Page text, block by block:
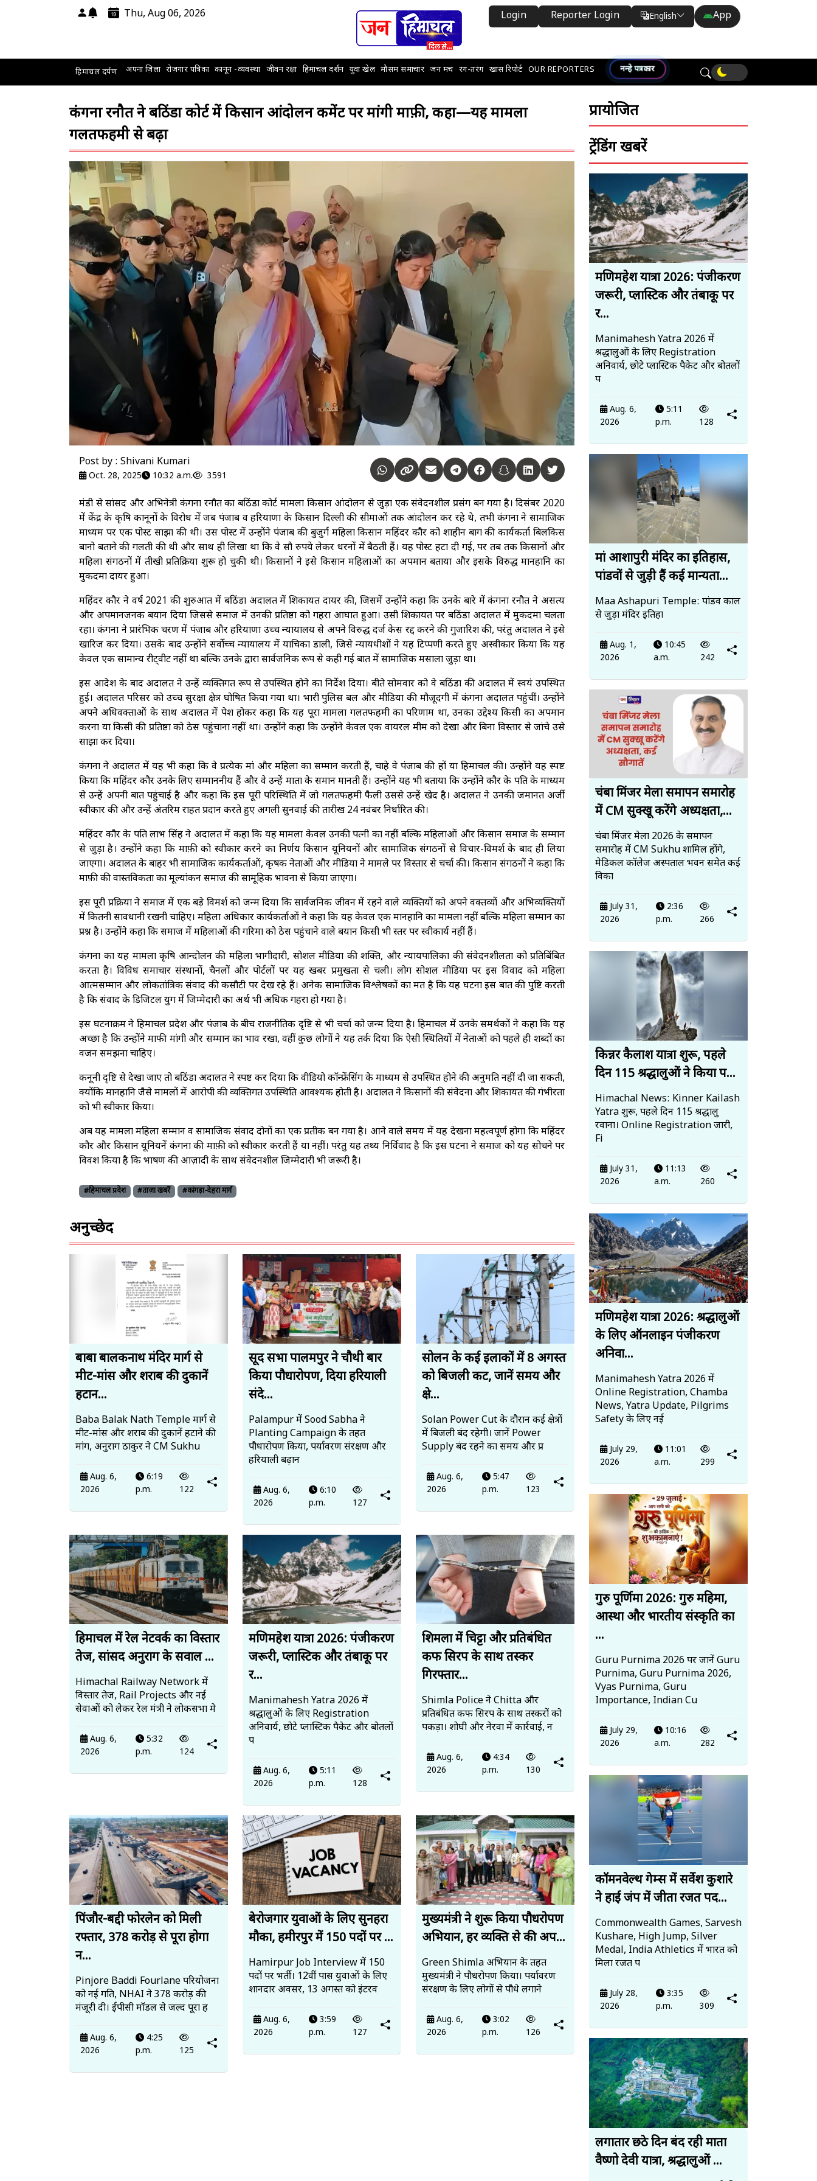
Thu, Aug 06, 2026 Login Reporter Login English
Translate
App
हिमाचल दर्पण अपना ज़िला रोज़गार पत्रिका कानून -व्यवस्था जीवन रक्षा हिमाचल दर्शन युवा खेल मौसम समाचार जन मचं रंग-तरंग खास रिपोर्ट OUR REPORTERS नन्हे पत्रकार
कंगना रनौत ने बठिंडा कोर्ट में किसान आंदोलन कमेंट पर मांगी माफ़ी, कहा—यह मामला
गलतफहमी से बढ़ा
Post by : Shivani Kumari
Oct. 28, 2025 10:32 a.m. 3591
मंडी से सांसद और अभिनेत्री कंगना रनौत का बठिंडा कोर्ट मामला किसान आंदोलन से जुड़ा एक संवेदनशील प्रसंग बन गया है। दिसंबर 2020
में केंद्र के कृषि कानूनों के विरोध में जब पंजाब व हरियाणा के किसान दिल्ली की सीमाओं तक आंदोलन कर रहे थे, तभी कंगना ने सामाजिक
माध्यम पर एक पोस्ट साझा की थी। उस पोस्ट में उन्होंने पंजाब की बुजुर्ग महिला किसान महिंदर कौर को शाहीन बाग की कार्यकर्ता बिलकिस
बानो बताने की गलती की थी और साथ ही लिखा था कि वे सौ रुपये लेकर धरनों में बैठती हैं। यह पोस्ट हटा दी गई, पर तब तक किसानों और
महिला संगठनों में तीखी प्रतिक्रिया शुरू हो चुकी थी। किसानों ने इसे किसान महिलाओं का अपमान बताया और इसके विरुद्ध मानहानि का
मुकदमा दायर हुआ।
महिंदर कौर ने वर्ष 2021 की शुरुआत में बठिंडा अदालत में शिकायत दायर की, जिसमें उन्होंने कहा कि उनके बारे में कंगना रनौत ने असत्य
और अपमानजनक बयान दिया जिससे समाज में उनकी प्रतिष्ठा को गहरा आघात हुआ। उसी शिकायत पर बठिंडा अदालत में मुकदमा चलता
रहा। कंगना ने प्रारंभिक चरण में पंजाब और हरियाणा उच्च न्यायालय से अपने विरुद्ध दर्ज केस रद्द करने की गुजारिश की, परंतु अदालत ने इसे
खारिज कर दिया। उसके बाद उन्होंने सर्वोच्च न्यायालय में याचिका डाली, जिसे न्यायधीशों ने यह टिप्पणी करते हुए अस्वीकार किया कि यह
केवल एक सामान्य रीट्वीट नहीं था बल्कि उनके द्वारा सार्वजनिक रूप से कही गई बात में सामाजिक मसाला जुड़ा था।
इस आदेश के बाद अदालत ने उन्हें व्यक्तिगत रूप से उपस्थित होने का निर्देश दिया। बीते सोमवार को वे बठिंडा की अदालत में स्वयं उपस्थित
हुईं। अदालत परिसर को उच्च सुरक्षा क्षेत्र घोषित किया गया था। भारी पुलिस बल और मीडिया की मौजूदगी में कंगना अदालत पहुंचीं। उन्होंने
अपने अधिवक्ताओं के साथ अदालत में पेश होकर कहा कि यह पूरा मामला गलतफहमी का परिणाम था, उनका उद्देश्य किसी का अपमान
करना या किसी की प्रतिष्ठा को ठेस पहुंचाना नहीं था। उन्होंने कहा कि उन्होंने केवल एक वायरल मीम को देखा और बिना विस्तार से जांचे उसे
साझा कर दिया।
कंगना ने अदालत में यह भी कहा कि वे प्रत्येक मां और महिला का सम्मान करती हैं, चाहे वे पंजाब की हों या हिमाचल की। उन्होंने यह स्पष्ट
किया कि महिंदर कौर उनके लिए सम्माननीय हैं और वे उन्हें माता के समान मानती हैं। उन्होंने यह भी बताया कि उन्होंने कौर के पति के माध्यम
से उन्हें अपनी बात पहुंचाई है और कहा कि इस पूरी परिस्थिति में जो गलतफहमी फैली उससे उन्हें खेद है। अदालत ने उनकी जमानत अर्जी
स्वीकार की और उन्हें अंतरिम राहत प्रदान करते हुए अगली सुनवाई की तारीख 24 नवंबर निर्धारित की।
महिंदर कौर के पति लाभ सिंह ने अदालत में कहा कि यह मामला केवल उनकी पत्नी का नहीं बल्कि महिलाओं और किसान समाज के सम्मान
से जुड़ा है। उन्होंने कहा कि माफ़ी को स्वीकार करने का निर्णय किसान यूनियनों और सामाजिक संगठनों से विचार-विमर्श के बाद ही लिया
जाएगा। अदालत के बाहर भी सामाजिक कार्यकर्ताओं, कृषक नेताओं और मीडिया ने मामले पर विस्तार से चर्चा की। किसान संगठनों ने कहा कि
माफ़ी की वास्तविकता का मूल्यांकन समाज की सामूहिक भावना से किया जाएगा।
इस पूरी प्रक्रिया ने समाज में एक बड़े विमर्श को जन्म दिया कि सार्वजनिक जीवन में रहने वाले व्यक्तियों को अपने वक्तव्यों और अभिव्यक्तियों
में कितनी सावधानी रखनी चाहिए। महिला अधिकार कार्यकर्ताओं ने कहा कि यह केवल एक मानहानि का मामला नहीं बल्कि महिला सम्मान का
प्रश्न है। उन्होंने कहा कि समाज में महिलाओं की गरिमा को ठेस पहुंचाने वाले बयान किसी भी स्तर पर स्वीकार्य नहीं हैं।
कंगना का यह मामला कृषि आन्दोलन की महिला भागीदारी, सोशल मीडिया की शक्ति, और न्यायपालिका की संवेदनशीलता को प्रतिबिंबित
करता है। विविध समाचार संस्थानों, चैनलों और पोर्टलों पर यह खबर प्रमुखता से चली। लोग सोशल मीडिया पर इस विवाद को महिला
आत्मसम्मान और लोकतांत्रिक संवाद की कसौटी पर देख रहे हैं। अनेक सामाजिक विश्लेषकों का मत है कि यह घटना इस बात की पुष्टि करती
है कि संवाद के डिजिटल युग में जिम्मेदारी का अर्थ भी अधिक गहरा हो गया है।
इस घटनाक्रम ने हिमाचल प्रदेश और पंजाब के बीच राजनीतिक दृष्टि से भी चर्चा को जन्म दिया है। हिमाचल में उनके समर्थकों ने कहा कि यह
अच्छा है कि उन्होंने माफी मांगी और सम्मान का भाव रखा, वहीं कुछ लोगों ने यह तर्क दिया कि ऐसी स्थितियों में नेताओं को पहले ही शब्दों का
वजन समझना चाहिए।
कनूनी दृष्टि से देखा जाए तो बठिंडा अदालत ने स्पष्ट कर दिया कि वीडियो कॉन्फ्रेंसिंग के माध्यम से उपस्थित होने की अनुमति नहीं दी जा सकती,
क्योंकि मानहानि जैसे मामलों में आरोपी की व्यक्तिगत उपस्थिति आवश्यक होती है। अदालत ने किसानों की संवेदना और शिकायत की गंभीरता
को भी स्वीकार किया।
अब यह मामला महिला सम्मान व सामाजिक संवाद दोनों का एक प्रतीक बन गया है। आने वाले समय में यह देखना महत्वपूर्ण होगा कि महिंदर
कौर और किसान यूनियनें कंगना की माफ़ी को स्वीकार करती हैं या नहीं। परंतु यह तथ्य निर्विवाद है कि इस घटना ने समाज को यह सोचने पर
विवश किया है कि भाषण की आज़ादी के साथ संवेदनशील जिम्मेदारी भी जरूरी है।
#हिमाचल प्रदेश #ताज़ा खबरें #कांगड़ा-देहरा मार्ग
अनुच्छेद
बाबा बालकनाथ मंदिर मार्ग से
मीट-मांस और शराब की दुकानें
हटान...
Baba Balak Nath Temple मार्ग से
मीट-मांस और शराब की दुकानें हटाने की
मांग, अनुराग ठाकुर ने CM Sukhu
Aug. 6,
2026
6:19
p.m.
122
सूद सभा पालमपुर ने चौथी बार
किया पौधारोपण, दिया हरियाली
संदे...
Palampur में Sood Sabha ने
Planting Campaign के तहत
पौधारोपण किया, पर्यावरण संरक्षण और
हरियाली बढ़ान
Aug. 6,
2026
6:10
p.m.
127
सोलन के कई इलाकों में 8 अगस्त
को बिजली कट, जानें समय और
क्षे...
Solan Power Cut के दौरान कई क्षेत्रों
में बिजली बंद रहेगी। जानें Power
Supply बंद रहने का समय और प्र
Aug. 6,
2026
5:47
p.m.
123
हिमाचल में रेल नेटवर्क का विस्तार
तेज, सांसद अनुराग के सवाल ...
Himachal Railway Network में
विस्तार तेज, Rail Projects और नई
सेवाओं को लेकर रेल मंत्री ने लोकसभा मे
Aug. 6,
2026
5:32
p.m.
124
मणिमहेश यात्रा 2026: पंजीकरण
जरूरी, प्लास्टिक और तंबाकू पर
र...
Manimahesh Yatra 2026 में
श्रद्धालुओं के लिए Registration
अनिवार्य, छोटे प्लास्टिक पैकेट और बोतलों
प
Aug. 6,
2026
5:11
p.m.
128
शिमला में चिट्टा और प्रतिबंधित
कफ सिरप के साथ तस्कर
गिरफ्तार...
Shimla Police ने Chitta और
प्रतिबंधित कफ सिरप के साथ तस्करों को
पकड़ा। शोघी और नेरवा में कार्रवाई, न
Aug. 6,
2026
4:34
p.m.
130
पिंजौर-बद्दी फोरलेन को मिली
रफ्तार, 378 करोड़ से पूरा होगा
न...
Pinjore Baddi Fourlane परियोजना
को नई गति, NHAI ने 378 करोड़ की
मंजूरी दी। ईपीसी मॉडल से जल्द पूरा ह
Aug. 6,
2026
4:25
p.m.
125
बेरोजगार युवाओं के लिए सुनहरा
मौका, हमीरपुर में 150 पदों पर ...
Hamirpur Job Interview में 150
पदों पर भर्ती। 12वीं पास युवाओं के लिए
शानदार अवसर, 13 अगस्त को इंटरव
Aug. 6,
2026
3:59
p.m.
127
मुख्यमंत्री ने शुरू किया पौधरोपण
अभियान, हर व्यक्ति से की अप...
Green Shimla अभियान के तहत
मुख्यमंत्री ने पौधरोपण किया। पर्यावरण
संरक्षण के लिए लोगों से पौधे लगाने
Aug. 6,
2026
3:02
p.m.
126
प्रायोजित
ट्रेंडिंग खबरें
मणिमहेश यात्रा 2026: पंजीकरण
जरूरी, प्लास्टिक और तंबाकू पर
र...
Manimahesh Yatra 2026 में
श्रद्धालुओं के लिए Registration
अनिवार्य, छोटे प्लास्टिक पैकेट और बोतलों
प
Aug. 6,
2026
5:11
p.m.
128
मां आशापुरी मंदिर का इतिहास,
पांडवों से जुड़ी हैं कई मान्यता...
Maa Ashapuri Temple: पांडव काल
से जुड़ा मंदिर इतिहा
Aug. 1,
2026
10:45
a.m.
242
चंबा मिंजर मेला समापन समारोह
में CM सुक्खू करेंगे अध्यक्षता,...
चंबा मिंजर मेला 2026 के समापन
समारोह में CM Sukhu शामिल होंगे,
मेडिकल कॉलेज अस्पताल भवन समेत कई
विका
July 31,
2026
2:36
p.m.
266
किन्नर कैलाश यात्रा शुरू, पहले
दिन 115 श्रद्धालुओं ने किया प...
Himachal News: Kinner Kailash
Yatra शुरू, पहले दिन 115 श्रद्धालु
रवाना। Online Registration जारी,
Fi
July 31,
2026
11:13
a.m.
260
मणिमहेश यात्रा 2026: श्रद्धालुओं
के लिए ऑनलाइन पंजीकरण
अनिवा...
Manimahesh Yatra 2026 में
Online Registration, Chamba
News, Yatra Update, Pilgrims
Safety के लिए नई
July 29,
2026
11:01
a.m.
299
गुरु पूर्णिमा 2026: गुरु महिमा,
आस्था और भारतीय संस्कृति का
...
Guru Purnima 2026 पर जानें Guru
Purnima, Guru Purnima 2026,
Vyas Purnima, Guru
Importance, Indian Cu
July 29,
2026
10:16
a.m.
282
कॉमनवेल्थ गेम्स में सर्वेश कुशारे
ने हाई जंप में जीता रजत पद...
Commonwealth Games, Sarvesh
Kushare, High Jump, Silver
Medal, India Athletics में भारत को
मिला रजत प
July 28,
2026
3:35
p.m.
309
लगातार छठे दिन बंद रही माता
वैष्णो देवी यात्रा, श्रद्धालुओं ...